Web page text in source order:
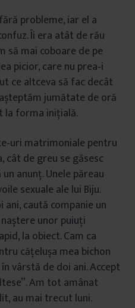
probleme, iar el a
Îi era atât de rău
să mai coboare de pe
picior, care nu prea‑i
ce altceva să fac decât
jumătate de oră
la forma inițială.
matrimoniale pentru
cât de greu se găsesc
anunț. Unele păreau
sexuale ale lui Biju.
caută companie un
unor puiuți
la obiect. Cam ca
cățelușa mea bichon
vârstă de doi ani. Accept
Am tot amânat
au mai trecut luni.